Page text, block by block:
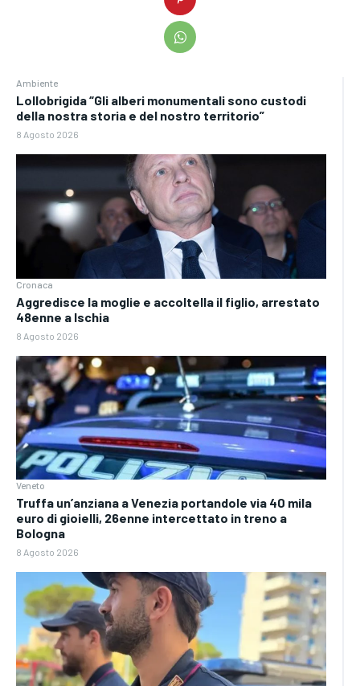
Ambiente
Lollobrigida “Gli alberi monumentali sono custodi
della nostra storia e del nostro territorio”
8 Agosto 2026
Cronaca
Aggredisce la moglie e accoltella il figlio, arrestato
48enne a Ischia
8 Agosto 2026
Veneto
Truffa un’anziana a Venezia portandole via 40 mila
euro di gioielli, 26enne intercettato in treno a
Bologna
8 Agosto 2026